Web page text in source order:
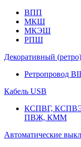
ВПП
МКШ
МКЭШ
РПШ
Декоративный
Ретропровод
Кабель USB
КСПВГ,
ПВЖ, КММ
Автоматические